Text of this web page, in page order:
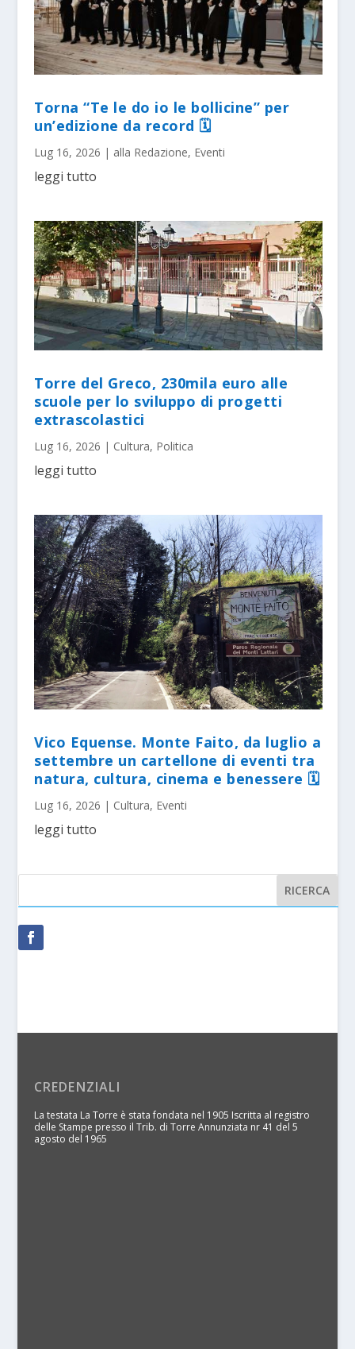
Torna “Te le do io le bollicine” per
un’edizione da record 🗓
Lug 16, 2026 | alla Redazione, Eventi
leggi tutto
Torre del Greco, 230mila euro alle
scuole per lo sviluppo di progetti
extrascolastici
Lug 16, 2026 | Cultura, Politica
leggi tutto
Vico Equense. Monte Faito, da luglio a
settembre un cartellone di eventi tra
natura, cultura, cinema e benessere 🗓
Lug 16, 2026 | Cultura, Eventi
leggi tutto
CREDENZIALI
La testata La Torre è stata fondata nel 1905 Iscritta al registro
delle Stampe presso il Trib. di Torre Annunziata nr 41 del 5
agosto del 1965